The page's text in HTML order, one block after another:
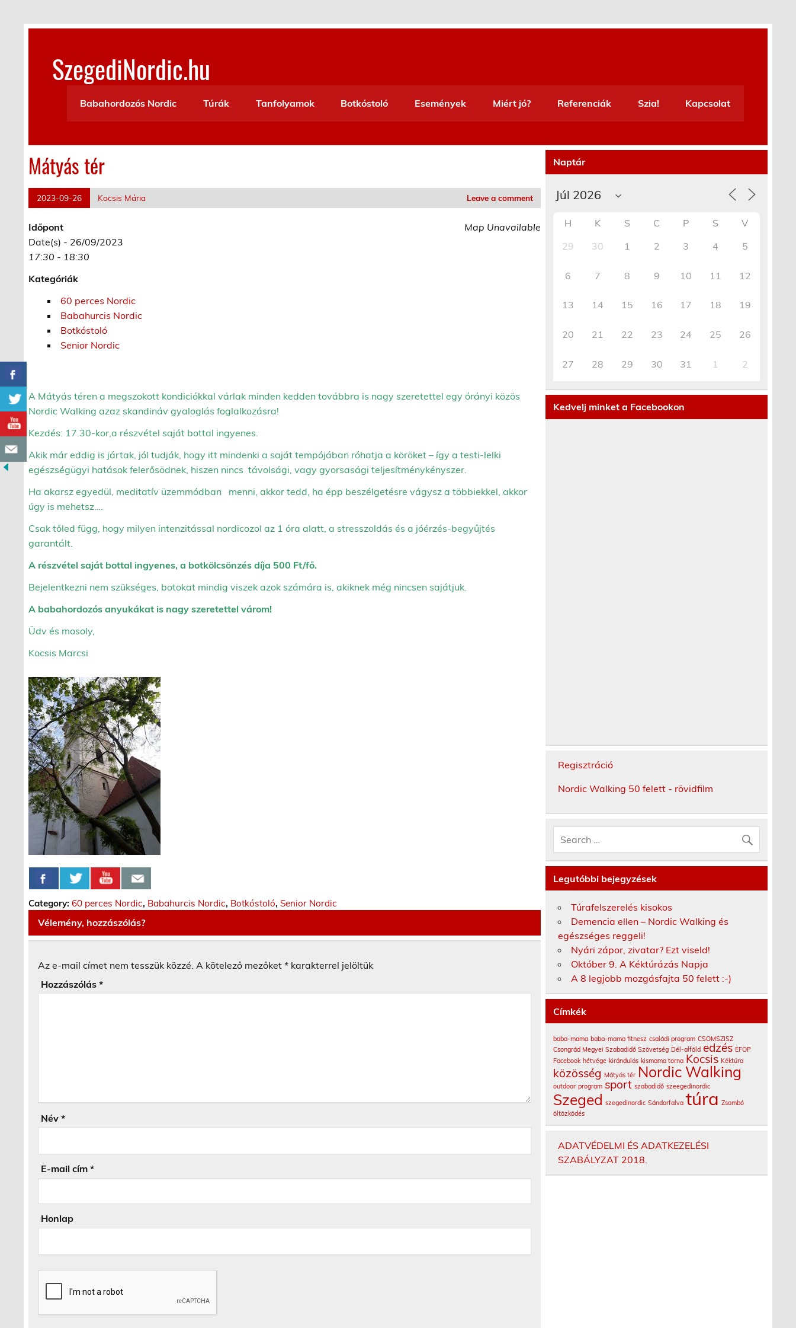
content
SzegediNordic.hu
Babahordozós Nordic
Túrák Tanfolyamok Botkóstoló Események Miért jó? Referenciák Szia! Kapcsolat
Mátyás tér
2023-09-26 Kocsis Mária Leave a comment
Map Unavailable
Időpont
Date(s) - 26/09/2023
17:30 - 18:30
Kategóriák
60 perces Nordic
Babahurcis Nordic
Botkóstoló
Senior Nordic
A Mátyás téren a megszokott kondiciókkal várlak minden kedden továbbra is nagy szeretettel egy órányi közös
Nordic Walking azaz skandináv gyaloglás foglalkozásra!
Kezdés: 17.30-kor,a részvétel saját bottal ingyenes.
Akik már eddig is jártak, jól tudják, hogy itt mindenki a saját tempójában róhatja a köröket – így a testi-lelki
egészségügyi hatások felerősödnek, hiszen nincs távolsági, vagy gyorsasági teljesítménykényszer.
Ha akarsz egyedül, meditatív üzemmódban menni, akkor tedd, ha épp beszélgetésre vágysz a többiekkel, akkor
úgy is mehetsz….
Csak tőled függ, hogy milyen intenzitással nordicozol az 1 óra alatt, a stresszoldás és a jóérzés-begyűjtés
garantált.
A részvétel saját bottal ingyenes, a botkölcsönzés díja 500 Ft/fő.
Bejelentkezni nem szükséges, botokat mindig viszek azok számára is, akiknek még nincsen sajátjuk.
A babahordozós anyukákat is nagy szeretettel várom!
Üdv és mosoly,
Kocsis Marcsi
Category:60 perces Nordic, Babahurcis Nordic, Botkóstoló,Senior Nordic
Vélemény, hozzászólás?
Az e-mail címet nem tesszük közzé. A kötelező mezőket* karakterrel jelöltük
Hozzászólás*
Név*
E-mail cím*
Honlap
Naptár
H K S C P S
V
29
30 1 2 3 4 5
6 7 8 9 10 11 12
13 14 15 16 17 18 19
20 21 22 23 24 25 26
27 28 29 30 31 1 2
Kedvelj minket a Facebookon
Regisztráció
Nordic Walking 50 felett - rövidfilm
Legutóbbi bejegyzések
Túrafelszerelés kisokos
Demencia ellen – Nordic Walking és
egészséges reggeli!
Nyári zápor, zivatar? Ezt viseld!
Október 9. A Kéktúrázás Napja
A 8 legjobb mozgásfajta 50 felett :-)
Címkék
baba-mama baba-mama fitnesz családi program CSOMSZISZ
Csongrád Megyei Szabadidő Szövetség Dél-alföld edzés EFOP
Facebook hétvége kirándulás kismama torna Kocsis Kéktúra
közösség Mátyás tér Nordic Walking
outdoor program sport szabadidő szeegedinordic
Szeged szegedinordic Sándorfalva túra Zsombó
öltözködés
ADATVÉDELMI ÉS ADATKEZELÉSI
SZABÁLYZAT 2018.